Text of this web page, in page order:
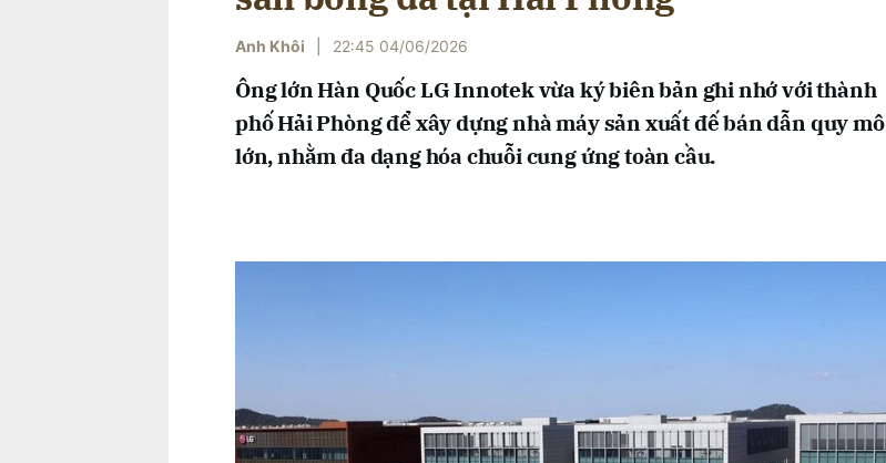
Anh Khôi 22:45 04/06/2026
Ông lớn Hàn Quốc LG Innotek vừa ký biên bản ghi nhớ với thành
phố Hải Phòng để xây dựng nhà máy sản xuất đế bán dẫn quy mô
lớn, nhằm đa dạng hóa chuỗi cung ứng toàn cầu.